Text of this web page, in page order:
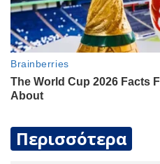
Περισσότερα